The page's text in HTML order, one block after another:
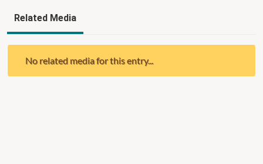
Related Media
No related media for this entry...